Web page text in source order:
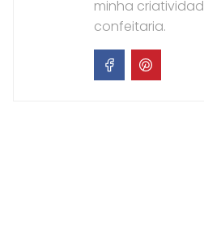
minha
confeitaria.